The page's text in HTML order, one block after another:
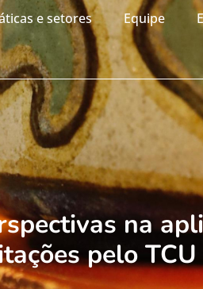
e setores Equipe
na
pelo TCU